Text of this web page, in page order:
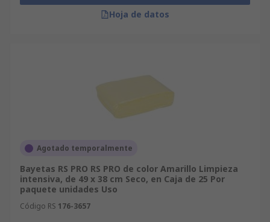
Hoja de datos
Agotado temporalmente
Bayetas RS PRO RS PRO de color Amarillo Limpieza
intensiva, de 49 x 38 cm Seco, en Caja de 25 Por
paquete unidades Uso
Código RS 176-3657